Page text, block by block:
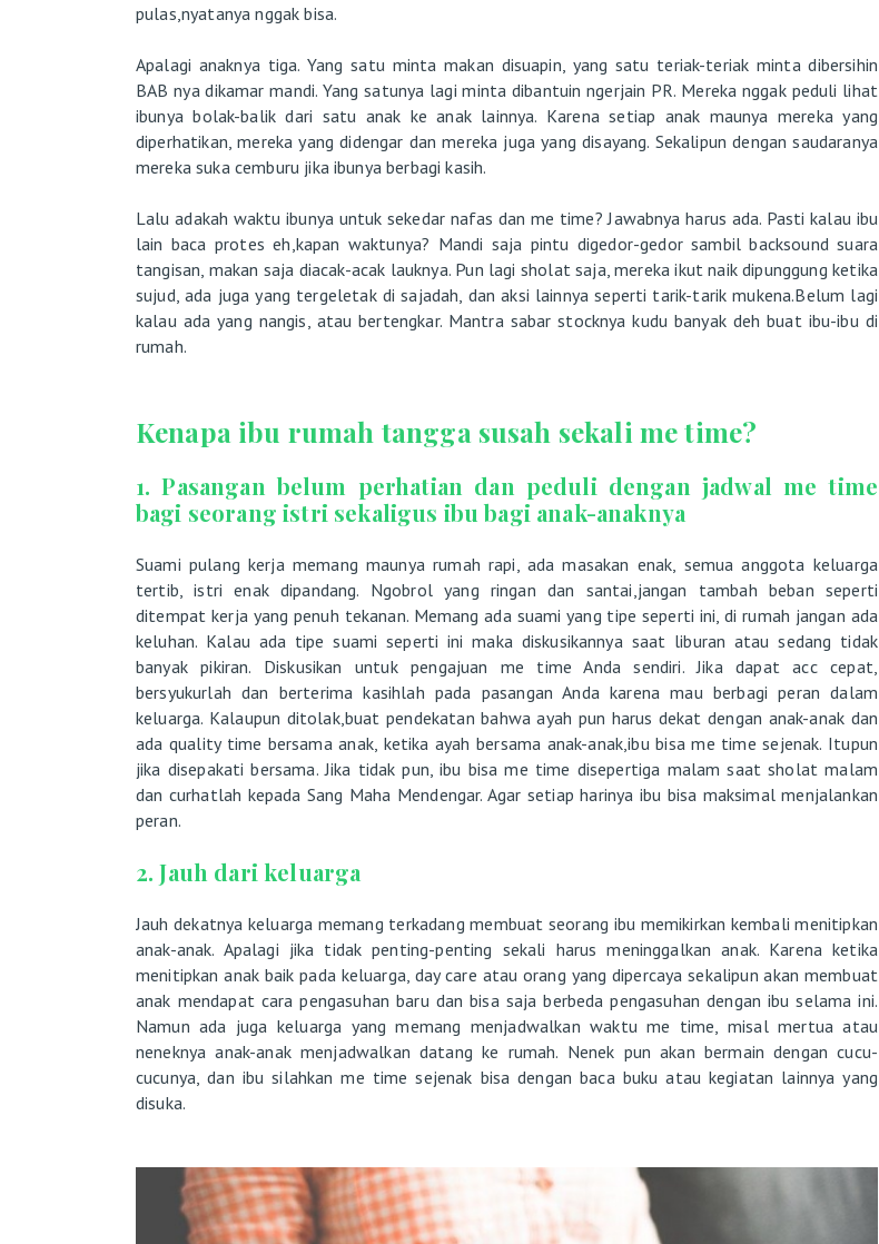
pulas,nyatanya nggak bisa.
Apalagi anaknya tiga. Yang satu minta makan disuapin, yang satu teriak-teriak minta dibersihin
BAB nya dikamar mandi. Yang satunya lagi minta dibantuin ngerjain PR. Mereka nggak peduli lihat
ibunya bolak-balik dari satu anak ke anak lainnya. Karena setiap anak maunya mereka yang
diperhatikan, mereka yang didengar dan mereka juga yang disayang. Sekalipun dengan saudaranya
mereka suka cemburu jika ibunya berbagi kasih.
Lalu adakah waktu ibunya untuk sekedar nafas dan me time? Jawabnya harus ada. Pasti kalau ibu
lain baca protes eh,kapan waktunya? Mandi saja pintu digedor-gedor sambil backsound suara
tangisan, makan saja diacak-acak lauknya. Pun lagi sholat saja, mereka ikut naik dipunggung ketika
sujud, ada juga yang tergeletak di sajadah, dan aksi lainnya seperti tarik-tarik mukena.Belum lagi
kalau ada yang nangis, atau bertengkar. Mantra sabar stocknya kudu banyak deh buat ibu-ibu di
rumah.
Kenapa ibu rumah tangga susah sekali me time?
1. Pasangan belum perhatian dan peduli dengan jadwal me time
bagi seorang istri sekaligus ibu bagi anak-anaknya
Suami pulang kerja memang maunya rumah rapi, ada masakan enak, semua anggota keluarga
tertib, istri enak dipandang. Ngobrol yang ringan dan santai,jangan tambah beban seperti
ditempat kerja yang penuh tekanan. Memang ada suami yang tipe seperti ini, di rumah jangan ada
keluhan. Kalau ada tipe suami seperti ini maka diskusikannya saat liburan atau sedang tidak
banyak pikiran. Diskusikan untuk pengajuan me time Anda sendiri. Jika dapat acc cepat,
bersyukurlah dan berterima kasihlah pada pasangan Anda karena mau berbagi peran dalam
keluarga. Kalaupun ditolak,buat pendekatan bahwa ayah pun harus dekat dengan anak-anak dan
ada quality time bersama anak, ketika ayah bersama anak-anak,ibu bisa me time sejenak. Itupun
jika disepakati bersama. Jika tidak pun, ibu bisa me time disepertiga malam saat sholat malam
dan curhatlah kepada Sang Maha Mendengar. Agar setiap harinya ibu bisa maksimal menjalankan
peran.
2. Jauh dari keluarga
Jauh dekatnya keluarga memang terkadang membuat seorang ibu memikirkan kembali menitipkan
anak-anak. Apalagi jika tidak penting-penting sekali harus meninggalkan anak. Karena ketika
menitipkan anak baik pada keluarga, day care atau orang yang dipercaya sekalipun akan membuat
anak mendapat cara pengasuhan baru dan bisa saja berbeda pengasuhan dengan ibu selama ini.
Namun ada juga keluarga yang memang menjadwalkan waktu me time, misal mertua atau
neneknya anak-anak menjadwalkan datang ke rumah. Nenek pun akan bermain dengan cucu-
cucunya, dan ibu silahkan me time sejenak bisa dengan baca buku atau kegiatan lainnya yang
disuka.